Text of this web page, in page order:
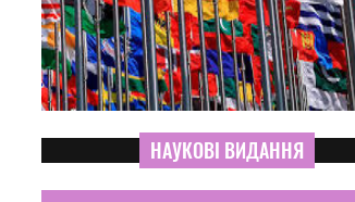
НАУКОВІ ВИДАННЯ